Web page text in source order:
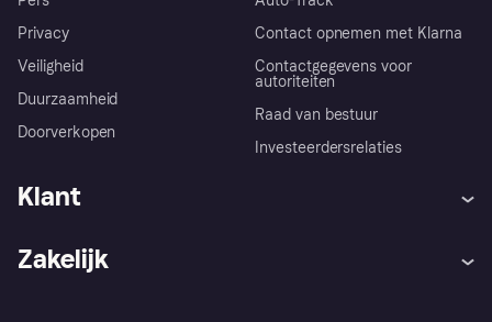
Privacy
Veiligheid
Duurzaamheid
Doorverkopen
Contact opnemen met Klarna
Contactgegevens voor
autoriteiten
Raad van bestuur
Investeerdersrelaties
Klant
Zakelijk